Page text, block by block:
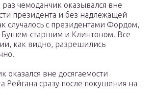
раз чемоданчик оказывался вне
президента и без надлежащей
случалось с президентами Фордом,
Бушем-старшим и Клинтоном. Все
как видно, разрешились
оказался вне досягаемости
Рейгана сразу после покушения на